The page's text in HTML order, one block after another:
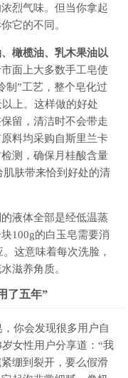
烈气味。但当你拿起
它的不同。
橄榄油、乳木果油以
面上大多数手工皂使
制”工艺，整个皂化过
上。这样做的好处
留，清洁时不会带走
料均采购自斯里兰卡
测，确保月桂酸含量
肤带来恰到好处的清
液体全部是经低温蒸
100g的白玉皂需要消
这意味着每次洗脸，
滋养角质。
了五年”
你会发现很多用户自
女性用户分享道：“我
绷到裂开，要么假滑